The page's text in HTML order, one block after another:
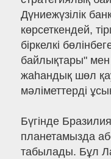
Дүниежүзілік
көрсеткендей,
біркелкі
байлықтары"
жаһандық шөл
мәліметтерді
Бүгінде
планетамызда
табылады. Бұл